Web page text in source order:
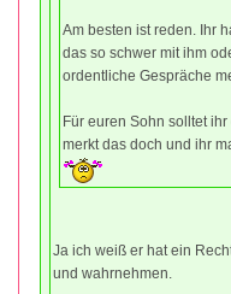
Am besten ist reden. Ihr
das so schwer mit ihm
ordentliche Gespräche
Für euren Sohn solltet
merkt das doch und ihr
Ja ich weiß er hat ein
und wahrnehmen.